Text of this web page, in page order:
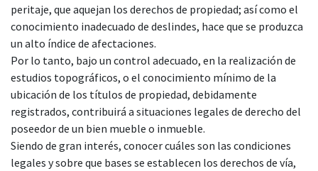
peritaje, que aquejan los derechos de propiedad; así como el
conocimiento inadecuado de deslindes, hace que se produzca
un alto índice de afectaciones.
Por lo tanto, bajo un control adecuado, en la realización de
estudios topográficos, o el conocimiento mínimo de la
ubicación de los títulos de propiedad, debidamente
registrados, contribuirá a situaciones legales de derecho del
poseedor de un bien mueble o inmueble.
Siendo de gran interés, conocer cuáles son las condiciones
legales y sobre que bases se establecen los derechos de vía,